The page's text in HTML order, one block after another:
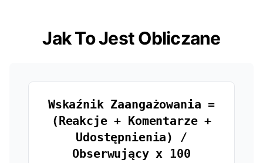
Jak To Jest Obliczane
Wskaźnik Zaangażowania =
(Reakcje + Komentarze +
Udostępnienia) /
Obserwujący x 100